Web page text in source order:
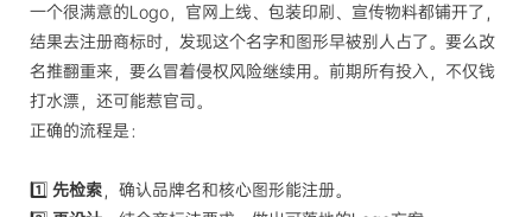
一个很满意的Logo，官网上线、包装印刷、宣传物料都铺开了，
结果去注册商标时，发现这个名字和图形早被别人占了。要么改
名推翻重来，要么冒着侵权风险继续用。前期所有投入，不仅钱
打水漂，还可能惹官司。
正确的流程是：
1️⃣ 先检索，确认品牌名和核心图形能注册。